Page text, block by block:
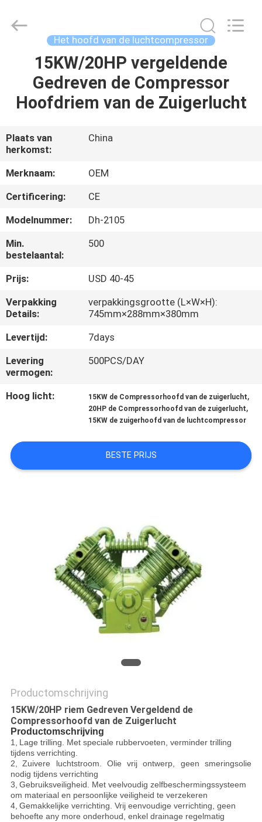
HUIS
PRODUCTEN
OVER
ONS
FABRIEKSTOCHT
NEEM
CONTACT
MET
ONS
VRAAG
PRIVACY
Ltd..
Het hoofd van de luchtcompressor
15KW/20HP vergeldende
Gedreven de Compressor
Hoofdriem van de Zuigerlucht
Plaats van
herkomst:
China
Merknaam:
OEM
Certificering:
CE
Modelnummer:
Dh-2105
Min.
bestelaantal:
500
Prijs:
USD 40-45
Verpakking
Details:
verpakkingsgrootte (L×W×H):
745mm×288mm×380mm
Levertijd:
7days
Levering
vermogen:
500PCS/DAY
Hoog licht: 15KW de Compressorhoofd van de zuigerlucht,
20HP de Compressorhoofd van de zuigerlucht,
15KW de zuigerhoofd van de luchtcompressor
BESTE PRIJS
Productomschrijving
15KW/20HP riem Gedreven Vergeldend de
Compressorhoofd van de Zuigerlucht
Productomschrijving
1, Lage trilling. Met speciale rubbervoeten, verminder trilling
tijdens verrichting.
2, Zuivere luchtstroom. Olie vrij ontwerp, geen smeringsolie
nodig tijdens verrichting
3, Gebruiksveiligheid. Met veelvoudig zelfbeschermingssysteem
om materiaal en persoonlijke veiligheid te verzekeren
4, Gemakkelijke verrichting. Vrij eenvoudige verrichting, geen
behoefte any more onderhoud, enkel drainage regelmatig